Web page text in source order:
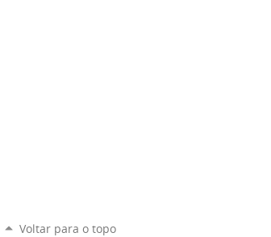
Voltar para o topo